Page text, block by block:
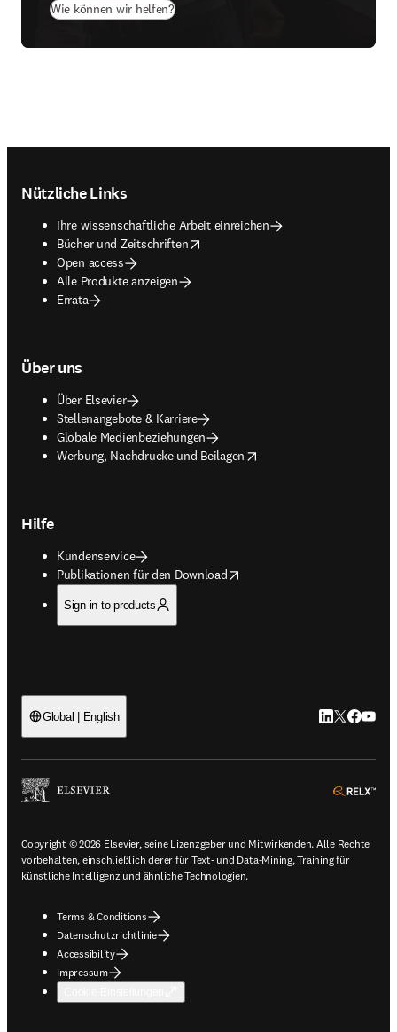
Wie können wir helfen?
Nützliche Links
Ihre wissenschaftliche Arbeit einreichen
Bücher und Zeitschriften
opens in new tab/window
Open access
Alle Produkte anzeigen
Errata
Über uns
Über Elsevier
Stellenangebote & Karriere
Globale Medienbeziehungen
Werbung, Nachdrucke und Beilagen
opens in new tab/window
Hilfe
Kundenservice
Publikationen für den Download
opens in new tab/window
Sign in to products
Global | English LinkedIn
Twitter
Copyright © 2026 Elsevier, seine Lizenzgeber und Mitwirkenden. Alle Rechte
vorbehalten, einschließlich derer für Text- und Data-Mining, Training für
künstliche Intelligenz und ähnliche Technologien.
Terms & Conditions
Datenschutzrichtlinie
Accessibility
Impressum